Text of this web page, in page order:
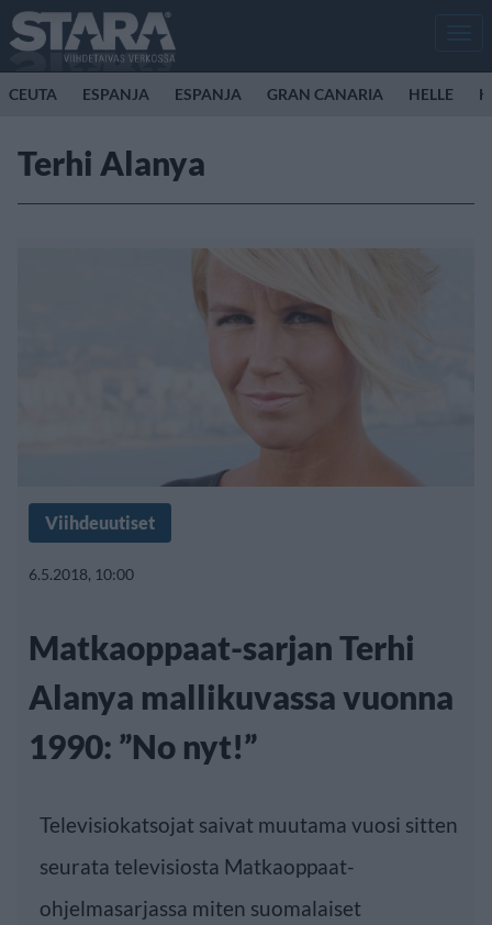
CEUTA ESPANJA ESPANJA GRAN CANARIA HELLE
Terhi Alanya
Viihdeuutiset
6.5.2018, 10:00
Matkaoppaat-sarjan Terhi
Alanya mallikuvassa vuonna
1990: ”No nyt!”
Televisiokatsojat saivat muutama vuosi sitten
seurata televisiosta Matkaoppaat-
ohjelmasarjassa miten suomalaiset